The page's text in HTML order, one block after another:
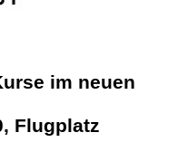
im neuen
Flugplatz